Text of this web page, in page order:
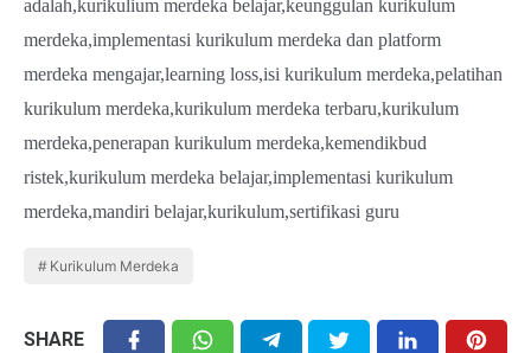
adalah,kurikulium merdeka belajar,keunggulan kurikulum
merdeka,implementasi kurikulum merdeka dan platform
merdeka mengajar,learning loss,isi kurikulum merdeka,pelatihan
kurikulum merdeka,kurikulum merdeka terbaru,kurikulum
merdeka,penerapan kurikulum merdeka,kemendikbud
ristek,kurikulum merdeka belajar,implementasi kurikulum
merdeka,mandiri belajar,kurikulum,sertifikasi guru
Kurikulum Merdeka
SHARE